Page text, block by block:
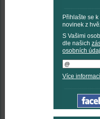
Přihlašte se
novinek z
S Vašimi
dle našich
osobních
Více